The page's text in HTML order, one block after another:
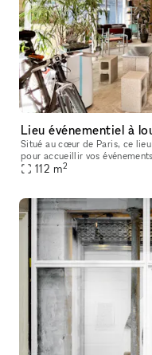
Lieu événementiel à
Situé au cœur de Paris, ce
pour accueillir vos événements et
grandes vitrines d’angle, sa
112 m2